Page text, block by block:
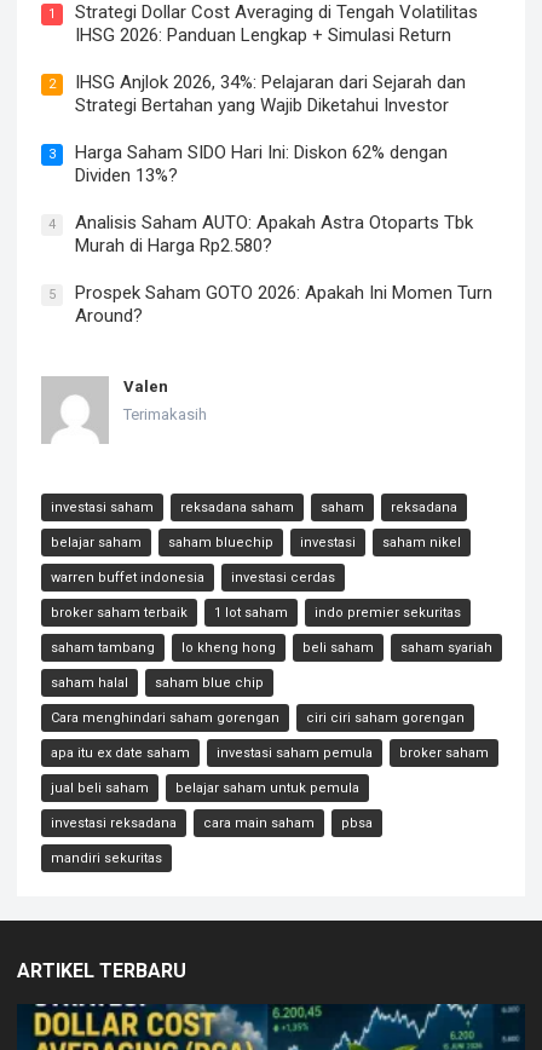
1
Strategi Dollar Cost Averaging di Tengah Volatilitas
IHSG 2026: Panduan Lengkap + Simulasi Return
2
IHSG Anjlok 2026, 34%: Pelajaran dari Sejarah dan
Strategi Bertahan yang Wajib Diketahui Investor
3
Harga Saham SIDO Hari Ini: Diskon 62% dengan
Dividen 13%?
4
Analisis Saham AUTO: Apakah Astra Otoparts Tbk
Murah di Harga Rp2.580?
5
Prospek Saham GOTO 2026: Apakah Ini Momen Turn
Around?
Valen
Terimakasih
investasi saham reksadana saham saham reksadana
belajar saham saham bluechip investasi saham nikel
warren buffet indonesia investasi cerdas
broker saham terbaik 1 lot saham indo premier sekuritas
saham tambang lo kheng hong beli saham saham syariah
saham halal saham blue chip
Cara menghindari saham gorengan ciri ciri saham gorengan
apa itu ex date saham investasi saham pemula broker saham
jual beli saham belajar saham untuk pemula
investasi reksadana cara main saham pbsa
mandiri sekuritas
ARTIKEL TERBARU